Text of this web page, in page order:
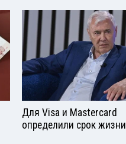
Для Visа и Mastercard
определили срок жизни